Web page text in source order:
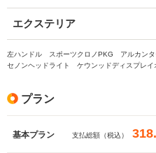
エクステリア
左ハンドル スポーツクロノPKG アルカン
セノンヘッドライト ケウンッドディスプレ
プラン
基本プラン 支払総額（税込）